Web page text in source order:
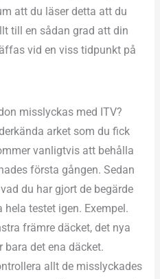
att du läser detta att du
till en sådan grad att din
vid en viss tidpunkt på
misslyckas med ITV?
arket som du fick
vanligtvis att behålla
första gången. Sedan
du har gjort de begärde
hela testet igen. Exempel.
främre däcket, det nya
bara det ena däcket.
allt de misslyckades